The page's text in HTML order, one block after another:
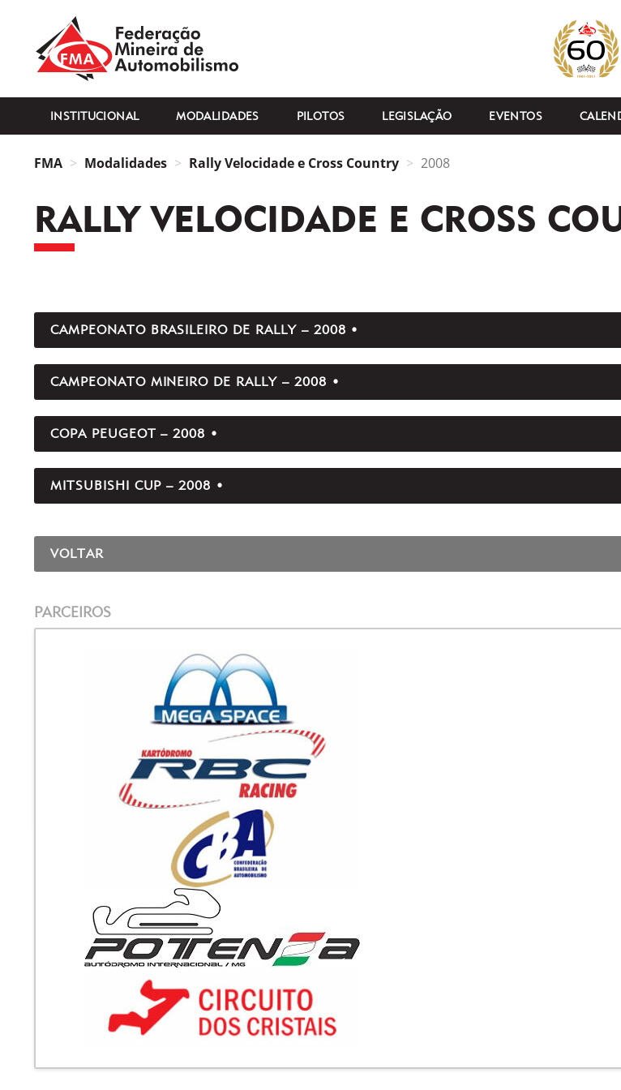
INSTITUCIONAL MODALIDADES PILOTOS LEGISLAÇÃO EVENTOS
FMA Modalidades Rally Velocidade e Cross Country 2008
RALLY VELOCIDADE E CROSS
CAMPEONATO BRASILEIRO DE RALLY – 2008 •
CAMPEONATO MINEIRO DE RALLY – 2008 •
COPA PEUGEOT – 2008 •
MITSUBISHI CUP – 2008 •
VOLTAR
PARCEIROS